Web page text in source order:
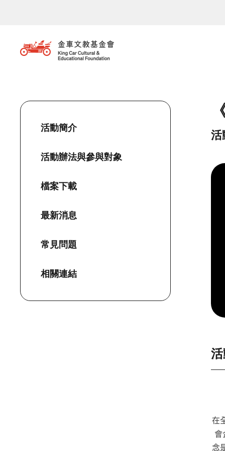
活動簡介
活動辦法與參與對象
檔案下載
最新消息
常見問題
相關連結
活
在
念